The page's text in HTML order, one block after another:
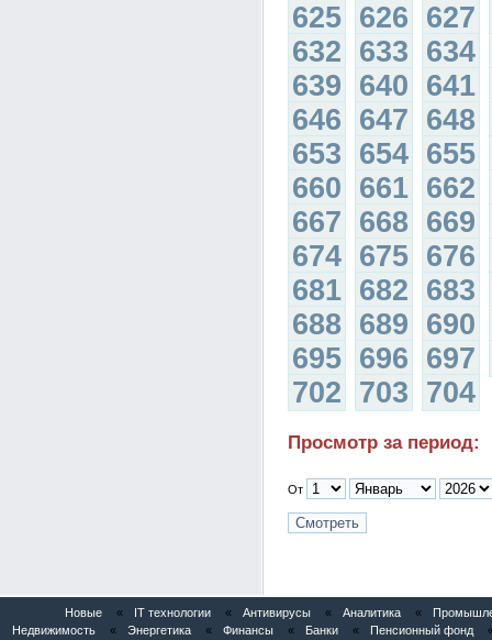
625 626 627
632 633 634
639 640 641
646 647 648
653 654 655
660 661 662
667 668 669
674 675 676
681 682 683
688 689 690
695 696 697
702 703 704
Просмотр за период:
От
Новые « IT технологии « Антивирусы « Аналитика «
Недвижимость
« Энергетика « Финансы « Банки « Пенсионный фонд